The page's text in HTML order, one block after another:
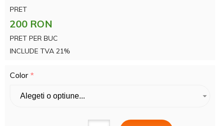
PRET
200 RON
PRET PER BUC
INCLUDE TVA 21%
Color